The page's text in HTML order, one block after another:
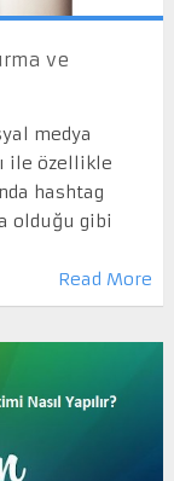
ve
medya
ile özellikle
hashtag
olduğu gibi
Read More